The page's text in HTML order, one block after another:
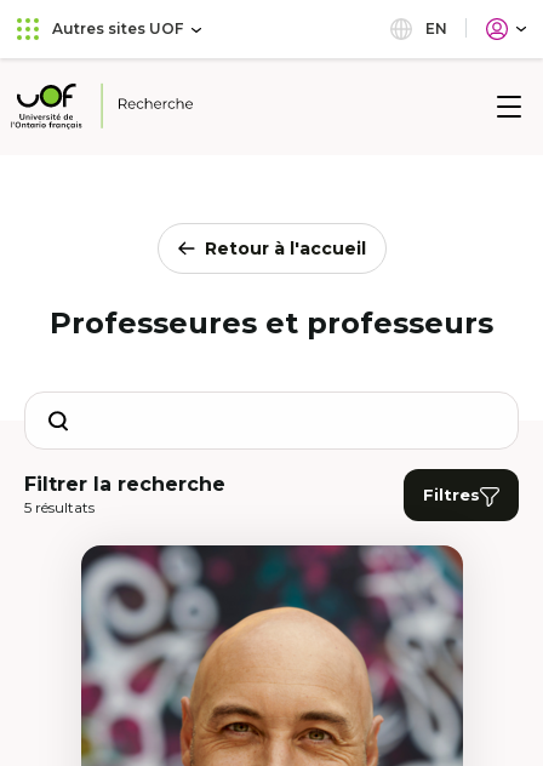
Aller
au
principal
Passer
au
Autres sites UOF EN
Université
Retour à l'accueil
Professeures et professeurs
Search
Filtrer la recherche
5 résultats
Filtres